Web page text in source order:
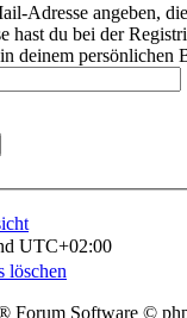
Adresse angeben,
hast du bei der
deinem persönlichen
UTC+02:00
löschen
Forum Software ©